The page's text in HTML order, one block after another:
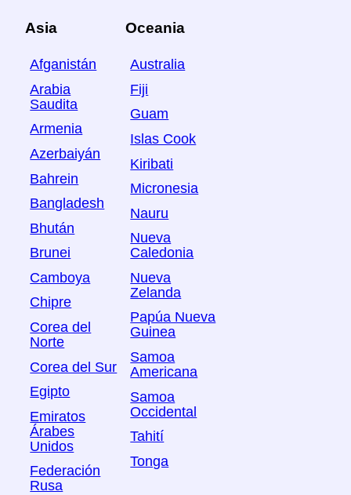
Asia
Afganistán
Arabia
Saudita
Armenia
Azerbaiyán
Bahrein
Bangladesh
Bhután
Brunei
Camboya
Chipre
Corea del
Norte
Corea del Sur
Egipto
Emiratos
Árabes
Unidos
Federación
Rusa
Oceania
Australia
Fiji
Guam
Islas Cook
Kiribati
Micronesia
Nauru
Nueva
Caledonia
Nueva
Zelanda
Papúa Nueva
Guinea
Samoa
Americana
Samoa
Occidental
Tahití
Tonga